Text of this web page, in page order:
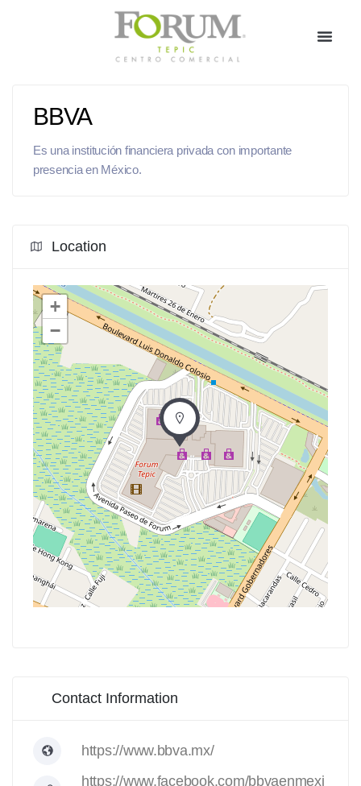
BBVA
Es una institución financiera privada con importante
presencia en México.
Location
+
−
Contact Information
https://www.bbva.mx/
https://www.facebook.com/bbvaenmexi